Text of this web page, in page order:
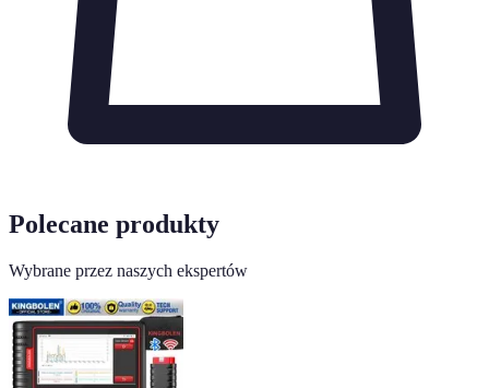
Polecane produkty
Wybrane przez naszych ekspertów